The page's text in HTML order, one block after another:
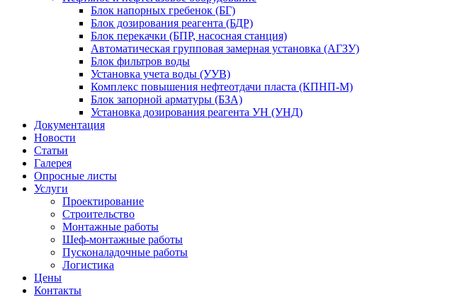
Блок напорных гребенок (БГ)
Блок дозирования реагента (БДР)
Блок перекачки (БПР, насосная станция)
Автоматическая групповая замерная установка (АГЗУ)
Блок фильтров воды
Установка учета воды (УУВ)
Комплекс повышения нефтеотдачи пласта (КПНП-М)
Блок запорной арматуры (БЗА)
Установка дозирования реагента УН (УНД)
Документация
Новости
Статьи
Галерея
Опросные листы
Услуги
Проектирование
Строительство
Монтажные работы
Шеф-монтажные работы
Пусконаладочные работы
Логистика
Цены
Контакты